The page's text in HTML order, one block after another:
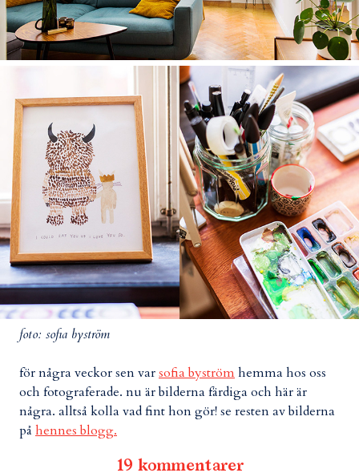
foto: sofia byström
för några veckor sen varsofia byströmhemma hos oss
och fotograferade. nu är bilderna färdiga och här är
några. alltså kolla vad fint hon gör! se resten av bilderna
på hennes blogg.
19 kommentarer